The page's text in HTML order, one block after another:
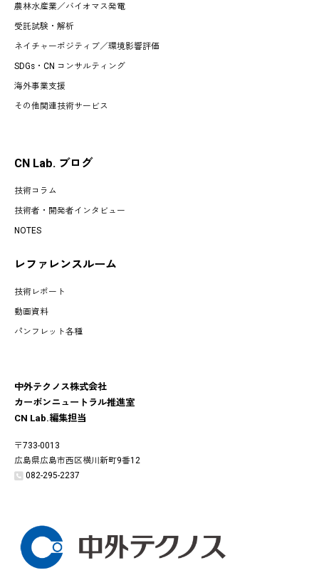
農林水産業 ／バイオマス発電
受託試験・解析
ネイチャーポジティブ／環境影響評価
SDGs・CN コンサルティング
海外事業支援
その他関連技術サービス
CN Lab. ブログ
技術コラム
技術者・開発者インタビュー
NOTES
レファレンスルーム
技術レポート
動画資料
パンフレット各種
中外テクノス株式会社
カーボンニュートラル推進室
CN Lab.編集担当
〒733-0013
広島県広島市西区横川新町9番12
082-295-2237